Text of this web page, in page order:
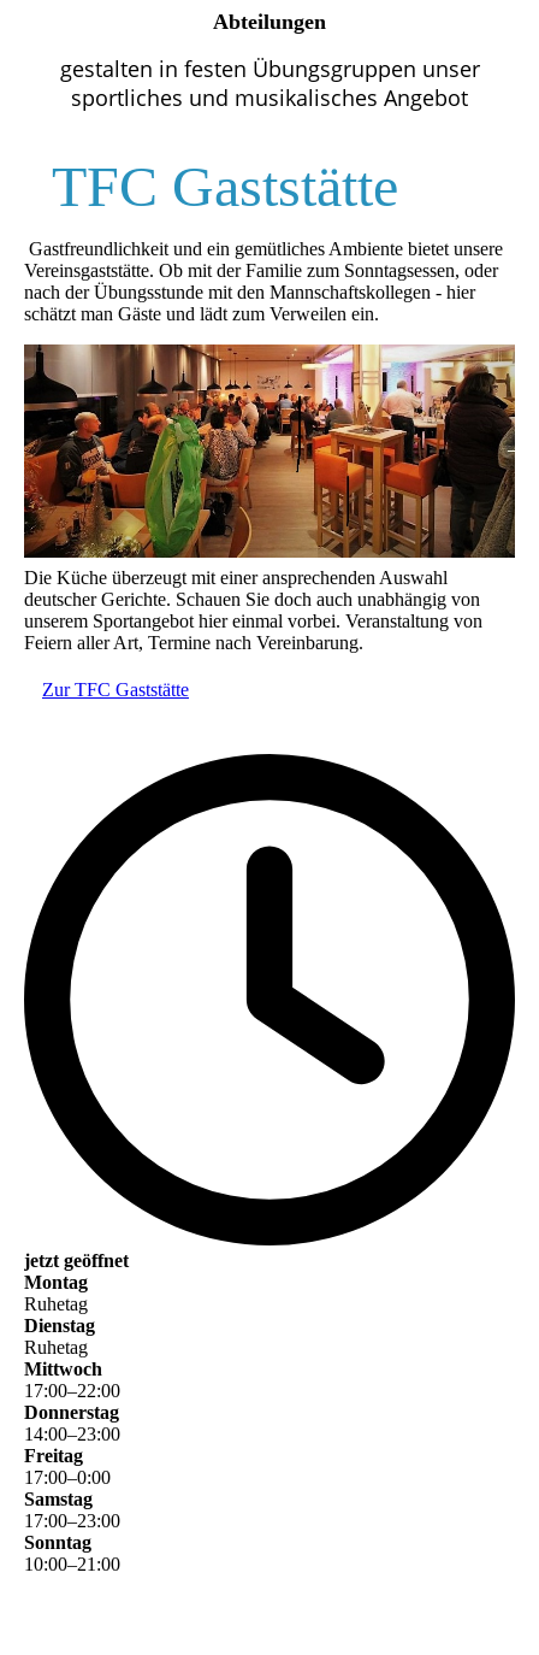
Abteilungen
gestalten in festen Übungsgruppen unser
sportliches und musikalisches Angebot
TFC Gaststätte
Gastfreundlichkeit und ein gemütliches Ambiente bietet unsere
Vereinsgaststätte. Ob mit der Familie zum Sonntagsessen, oder
nach der Übungsstunde mit den Mannschaftskollegen - hier
schätzt man Gäste und lädt zum Verweilen ein.
Die Küche überzeugt mit einer ansprechenden Auswahl
deutscher Gerichte. Schauen Sie doch auch unabhängig von
unserem Sportangebot hier einmal vorbei. Veranstaltung von
Feiern aller Art, Termine nach Vereinbarung.
Zur TFC Gaststätte
jetzt geöffnet
Montag
Ruhetag
Dienstag
Ruhetag
Mittwoch
17:00–22:00
Donnerstag
14:00–23:00
Freitag
17:00–0:00
Samstag
17:00–23:00
Sonntag
10:00–21 :00